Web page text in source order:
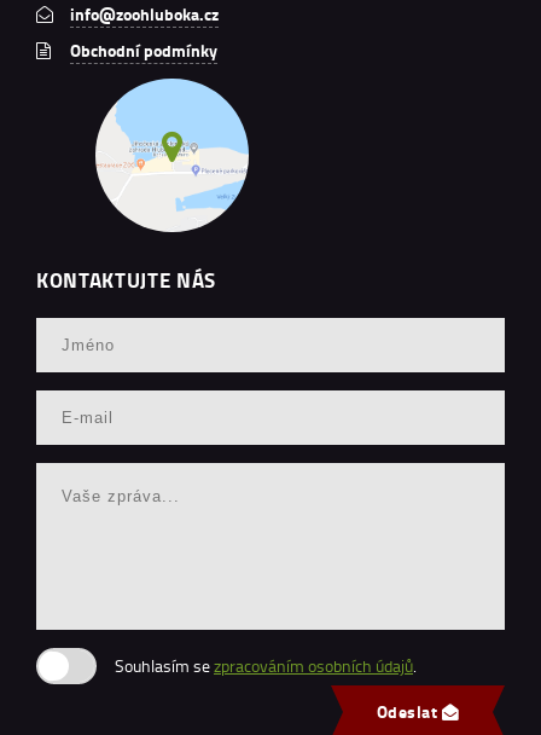
info@zoohluboka.cz
Obchodní podmínky
KONTAKTUJTE NÁS
Souhlasím sezpracováním osobních údajů.
Odeslat